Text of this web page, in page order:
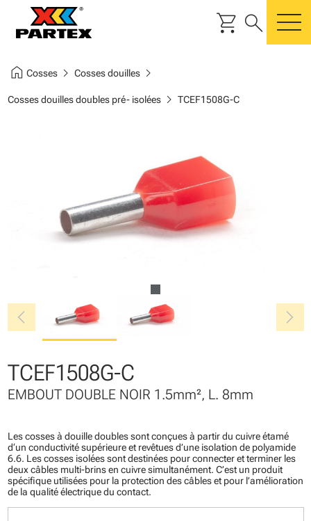
shopping_cart search
home Cosseschevron_right Cosses douilleschevron_right
Cosses douilles doubles pré- isoléeschevron_right TCEF1508G-C
chevron_left chevron_right
TCEF1508G-C
EMBOUT DOUBLE NOIR 1.5mm², L. 8mm
Les cosses à douille doubles sont conçues à partir du cuivre étamé
d‘un conductivité supérieure et revêtues d’une isolation de polyamide
6.6. Les cosses isolées sont destinées pour connecter et terminer les
deux câbles multi-brins en cuivre simultanément. C’est un produit
spécifique utilisées pour la protection des câbles et pour l’amélioration
de la qualité électrique du contact.